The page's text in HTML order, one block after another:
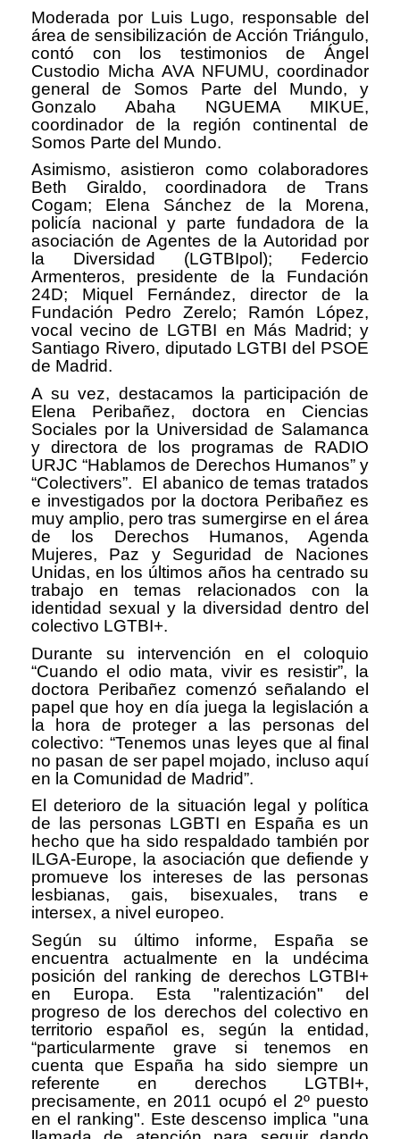
Moderada por Luis Lugo, responsable del
área de sensibilización de Acción Triángulo,
contó con los testimonios de Ángel
Custodio Micha AVA NFUMU, coordinador
general de Somos Parte del Mundo, y
Gonzalo Abaha NGUEMA MIKUE,
coordinador de la región continental de
Somos Parte del Mundo.
Asimismo, asistieron como colaboradores
Beth Giraldo, coordinadora de Trans
Cogam; Elena Sánchez de la Morena,
policía nacional y parte fundadora de la
asociación de Agentes de la Autoridad por
la Diversidad (LGTBIpol); Federcio
Armenteros, presidente de la Fundación
24D; Miquel Fernández, director de la
Fundación Pedro Zerelo; Ramón López,
vocal vecino de LGTBI en Más Madrid; y
Santiago Rivero, diputado LGTBI del PSOE
de Madrid.
A su vez, destacamos la participación de
Elena Peribañez, doctora en Ciencias
Sociales por la Universidad de Salamanca
y directora de los programas de RADIO
URJC “Hablamos de Derechos Humanos” y
“Colectivers”. El abanico de temas tratados
e investigados por la doctora Peribañez es
muy amplio, pero tras sumergirse en el área
de los Derechos Humanos, Agenda
Mujeres, Paz y Seguridad de Naciones
Unidas, en los últimos años ha centrado su
trabajo en temas relacionados con la
identidad sexual y la diversidad dentro del
colectivo LGTBI+.
Durante su intervención en el coloquio
“Cuando el odio mata, vivir es resistir”, la
doctora Peribañez comenzó señalando el
papel que hoy en día juega la legislación a
la hora de proteger a las personas del
colectivo: “Tenemos unas leyes que al final
no pasan de ser papel mojado, incluso aquí
en la Comunidad de Madrid”.
El deterioro de la situación legal y política
de las personas LGBTI en España es un
hecho que ha sido respaldado también por
ILGA-Europe, la asociación que defiende y
promueve los intereses de las personas
lesbianas, gais, bisexuales, trans e
intersex, a nivel europeo.
Según su último informe, España se
encuentra actualmente en la undécima
posición del ranking de derechos LGTBI+
en Europa. Esta "ralentización" del
progreso de los derechos del colectivo en
territorio español es, según la entidad,
“particularmente grave si tenemos en
cuenta que España ha sido siempre un
referente en derechos LGTBI+,
precisamente, en 2011 ocupó el 2º puesto
en el ranking". Este descenso implica "una